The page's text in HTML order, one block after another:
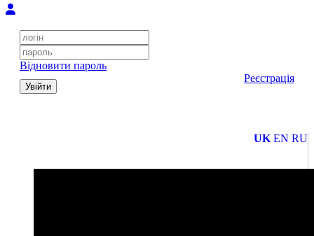
Відновити пароль
Увійти
Реєстрація
UK EN RU